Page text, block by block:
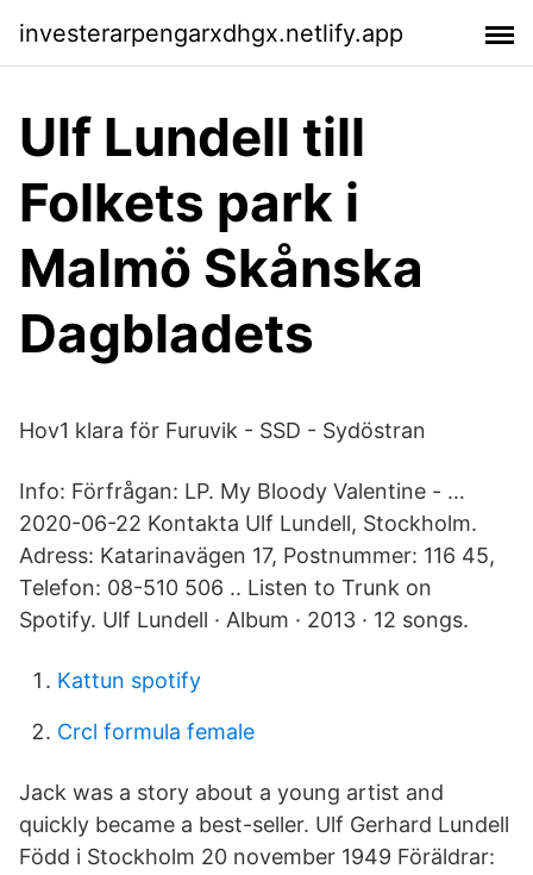
investerarpengarxdhgx.netlify.app
Ulf Lundell till
Folkets park i
Malmö Skånska
Dagbladets
Hov1 klara för Furuvik - SSD - Sydöstran
Info: Förfrågan: LP. My Bloody Valentine - …
2020-06-22 Kontakta Ulf Lundell, Stockholm.
Adress: Katarinavägen 17, Postnummer: 116 45,
Telefon: 08-510 506 .. Listen to Trunk on
Spotify. Ulf Lundell · Album · 2013 · 12 songs.
Kattun spotify
Crcl formula female
Jack was a story about a young artist and
quickly became a best-seller. Ulf Gerhard Lundell
Född i Stockholm 20 november 1949 Föräldrar: